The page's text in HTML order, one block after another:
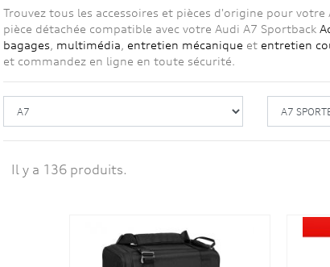
Trouvez tous les accessoires et pièces d'origine pour
pièce détachée compatible avec votre Audi A7 Sportback
bagages multimédia entretien mécanique et entretien
et commandez en ligne en toute sécurité.
Il y a 136 produits.